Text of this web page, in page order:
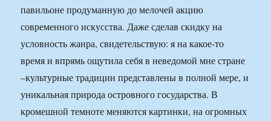
павильоне продуманную до мелочей акцию
современного искусства. Даже сделав скидку на
условность жанра, свидетельствую: я на какое-то
время и впрямь ощутила себя в неведомой мне стране
–культурные традиции представлены в полной мере, и
уникальная природа островного государства. В
кромешной темноте меняются картинки, на огромных